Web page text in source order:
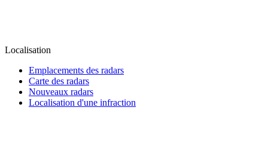
Localisation
Emplacements des radars
Carte des radars
Nouveaux radars
Localisation d'une infraction